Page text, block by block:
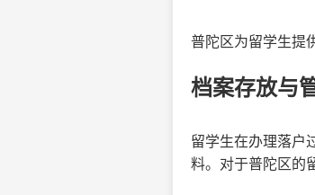
普陀区为留学生提
档案存放与
留学生在办理落户
料。对于普陀区的